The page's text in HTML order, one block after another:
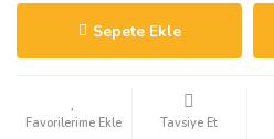
Sepete Ekle
Tavsiye Et